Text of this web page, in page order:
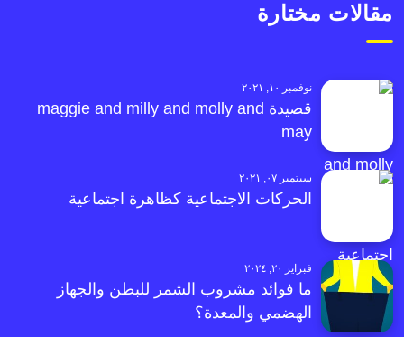
مقالات مختارة
نوفمبر ١٠, ٢٠٢١
قصيدة maggie and milly and molly and
may
سبتمبر ٠٧, ٢٠٢١
الحركات الاجتماعية كظاهرة اجتماعية
فبراير ٢٠, ٢٠٢٤
ما فوائد مشروب الشمر للبطن والجهاز
الهضمي والمعدة؟